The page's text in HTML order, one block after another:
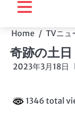
Home TVニュ
奇跡の土日
2023年3月18日
1346 total